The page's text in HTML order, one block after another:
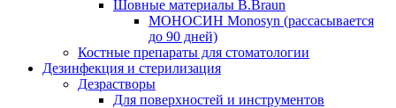
Шовные материалы B.Braun
МОНОСИН Monosyn (рассасывается
до 90 дней)
Костные препараты для стоматологии
Дезинфекция и стерилизация
Дезрастворы
Для поверхностей и инструментов